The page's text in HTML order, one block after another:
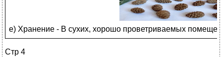
е) Хранение - В сухих, хорошо проветриваемых
Стр 4